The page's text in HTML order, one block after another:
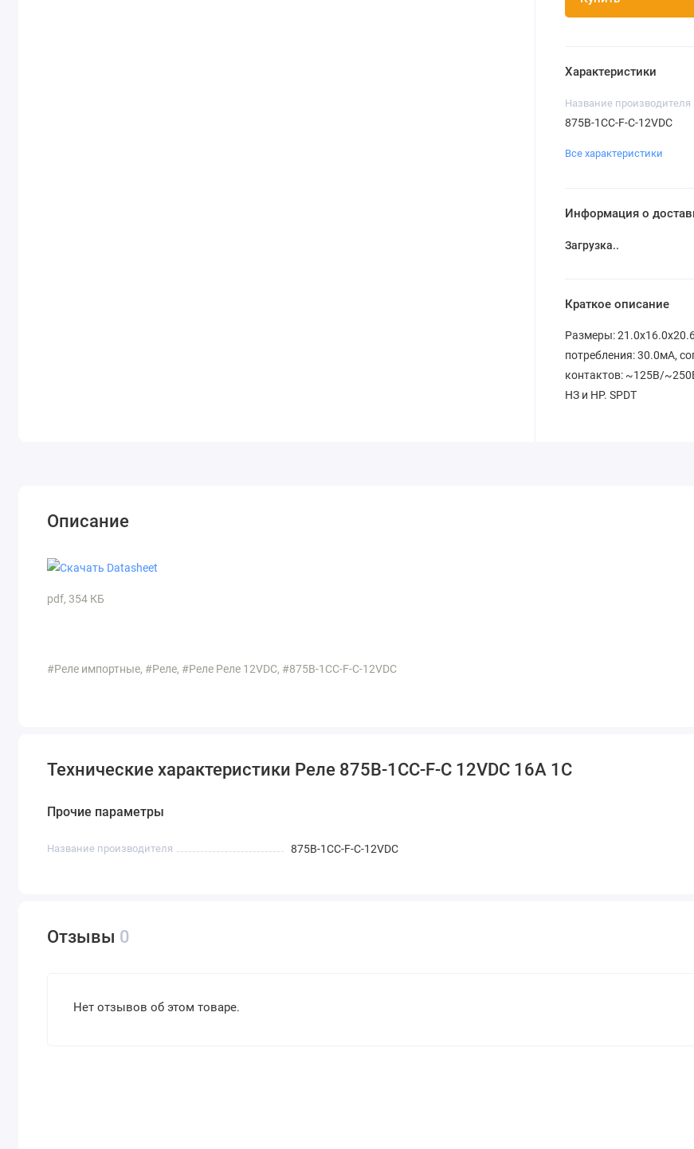
Характеристики
Название производителя
875B-1CC-F-C-12VDC
Все характеристики
Информация о
Загрузка...
Краткое описание
Размеры:
потребления: 30.0мА,
контактов: ~125В/
НЗ и НР. SPDT
Описание
pdf, 354 КБ
#Реле импортные, #Реле, #Реле Реле 12VDC, #875B-1CC-F-C-12VDC
Технические характеристики Реле 875B-1CC-F-C 12VDC 16A 1C
Прочие параметры
Название производителя 875B-1CC-F-C-12VDC
Отзывы 0
Нет отзывов об этом товаре.